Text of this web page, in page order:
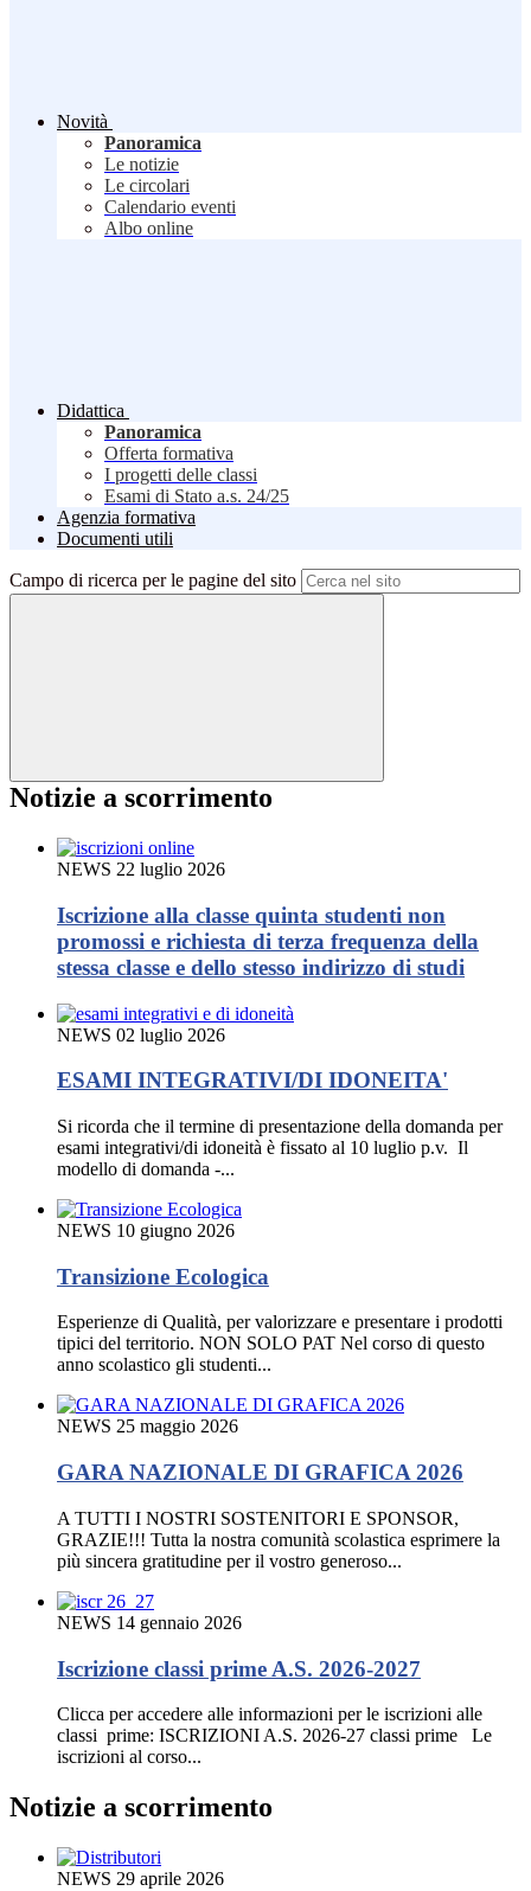
Novità
Panoramica
Le notizie
Le circolari
Calendario eventi
Albo online
Didattica
Panoramica
Offerta formativa
I progetti delle classi
Esami di Stato a.s. 24/25
Agenzia formativa
Documenti utili
Campo di ricerca per le pagine del sito
Notizie a scorrimento
NEWS 22 luglio 2026
Iscrizione alla classe quinta studenti non
promossi e richiesta di terza frequenza della
stessa classe e dello stesso indirizzo di studi
NEWS 02 luglio 2026
ESAMI INTEGRATIVI/DI IDONEITA'
Si ricorda che il termine di presentazione della domanda per
esami integrativi/di idoneità è fissato al 10 luglio p.v. Il
modello di domanda -...
NEWS 10 giugno 2026
Transizione Ecologica
Esperienze di Qualità, per valorizzare e presentare i prodotti
tipici del territorio. NON SOLO PAT Nel corso di questo
anno scolastico gli studenti...
NEWS 25 maggio 2026
GARA NAZIONALE DI GRAFICA 2026
A TUTTI I NOSTRI SOSTENITORI E SPONSOR,
GRAZIE!!! Tutta la nostra comunità scolastica esprimere la
più sincera gratitudine per il vostro generoso...
NEWS 14 gennaio 2026
Iscrizione classi prime A.S. 2026-2027
Clicca per accedere alle informazioni per le iscrizioni alle
classi prime: ISCRIZIONI A.S. 2026-27 classi prime Le
iscrizioni al corso...
Notizie a scorrimento
NEWS 29 aprile 2026